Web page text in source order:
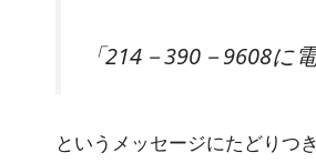
「214－390－9608に
というメッセージにたどりつ